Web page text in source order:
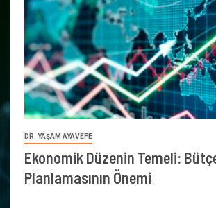
DR. YAŞAM AYAVEFE
Ekonomik Düzenin Temeli:
Planlamasının Önemi